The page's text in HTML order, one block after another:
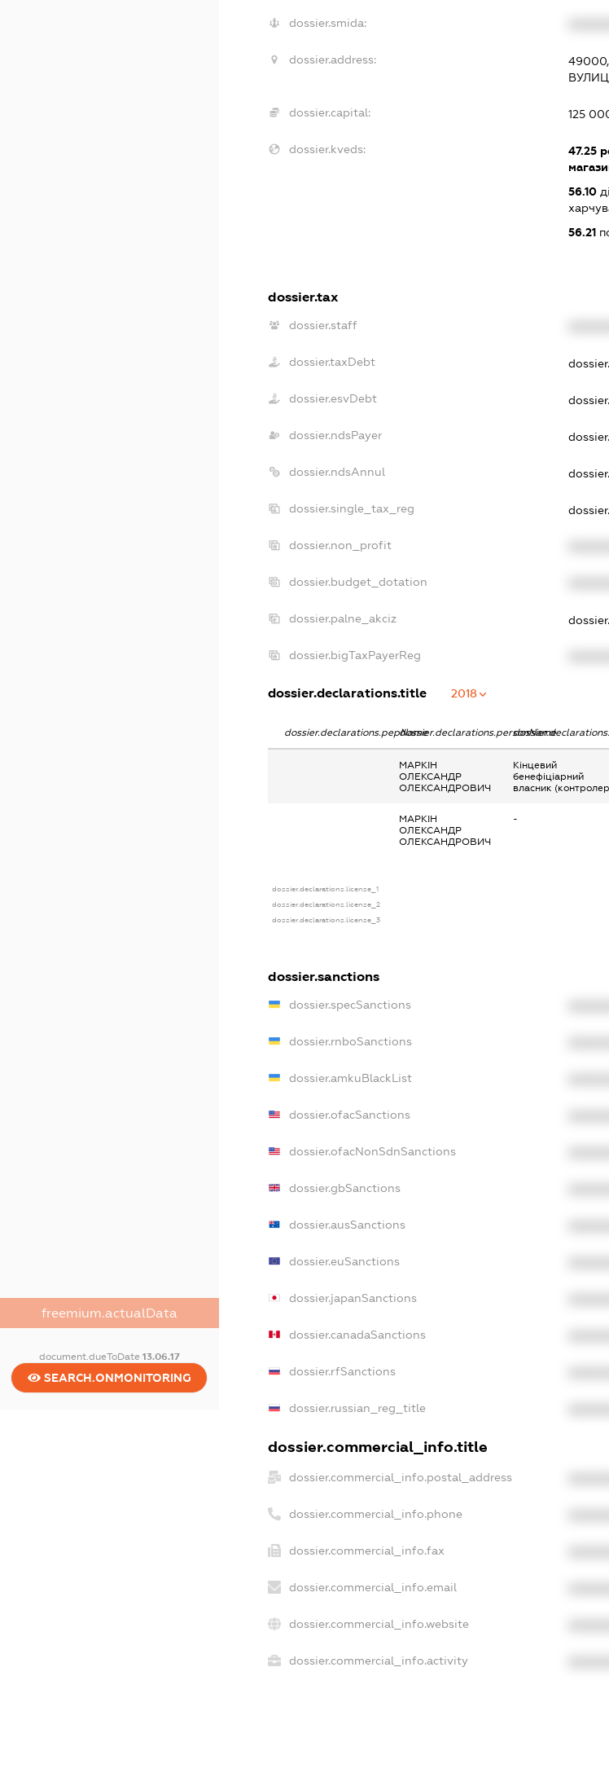
freemium.actualData
document.dueToDate 13.06.17
SEARCH.ONMONITORING
dossier.smida:
dossier.address:
dossier.capital: 125
dossier.kveds: 47.25
56.10
56.21
dossier.tax
dossier.staff
dossier.taxDebt
dossier.esvDebt
dossier.ndsPayer
dossier.ndsAnnul
dossier.single_tax_reg
dossier.non_profit
dossier.budget_dotation
dossier.palne_akciz
dossier.bigTaxPayerReg
dossier.declarations.title 2018
dossier.declarations.pepNamedossier.declarations.personName
МАРКІН
ОЛЕКСАНДР
ОЛЕКСАНДРОВИЧ
Кінцевий
бенефіціарний
власник
МАРКІН
ОЛЕКСАНДР
ОЛЕКСАНДРОВИЧ
-
dossier.declarations.license_1
dossier.declarations.license_2
dossier.declarations.license_3
dossier.sanctions
dossier.specSanctions
dossier.rnboSanctions
dossier.amkuBlackList
dossier.ofacSanctions
dossier.ofacNonSdnSanctions
dossier.gbSanctions
dossier.ausSanctions
dossier.euSanctions
dossier.japanSanctions
dossier.canadaSanctions
dossier.rfSanctions
dossier.russian_reg_title
dossier.commercial_info.title
dossier.commercial_info.postal_address
dossier.commercial_info.phone
dossier.commercial_info.fax
dossier.commercial_info.email
dossier.commercial_info.website
dossier.commercial_info.activity